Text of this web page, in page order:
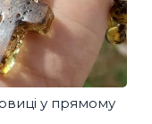
у прямому